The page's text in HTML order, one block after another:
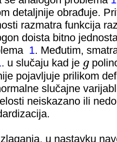
detaljnije obrađuje.
razmatra funkcija
doista bitno
1. Međutim,
. u slučaju kad je g
g
pojavljuje prilikom
slučajne
neiskazano ili
u nastavku